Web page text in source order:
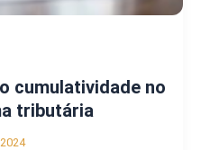
cumulatividade no
tributária